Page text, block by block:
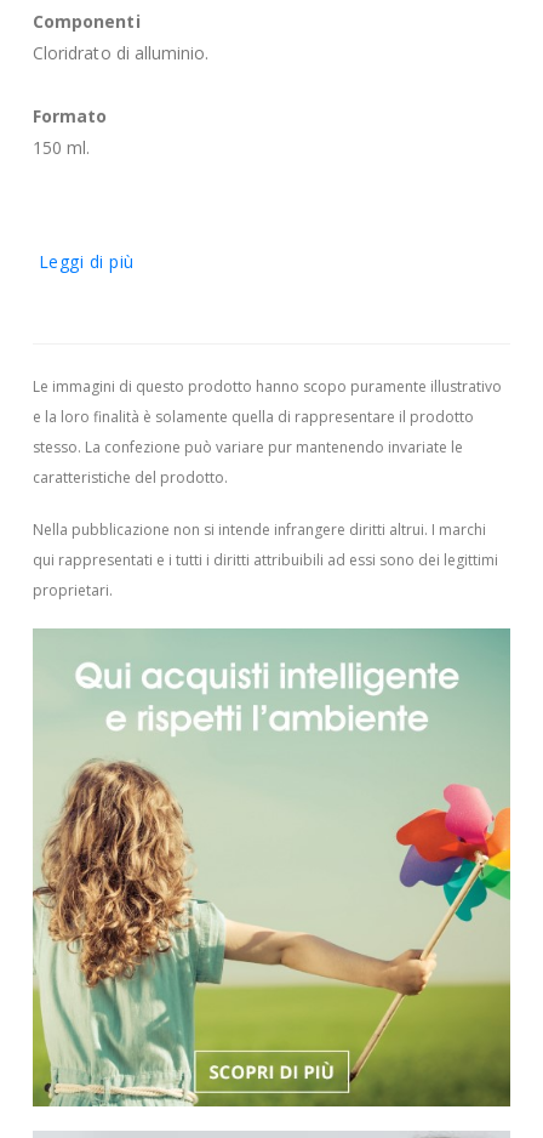
Componenti
Cloridrato di alluminio.
Formato
150 ml.
Leggi di più
Le immagini di questo prodotto hanno scopo puramente illustrativo
e la loro finalità è solamente quella di rappresentare il prodotto
stesso. La confezione può variare pur mantenendo invariate le
caratteristiche del prodotto.
Nella pubblicazione non si intende infrangere diritti altrui. I marchi
qui rappresentati e i tutti i diritti attribuibili ad essi sono dei legittimi
proprietari.